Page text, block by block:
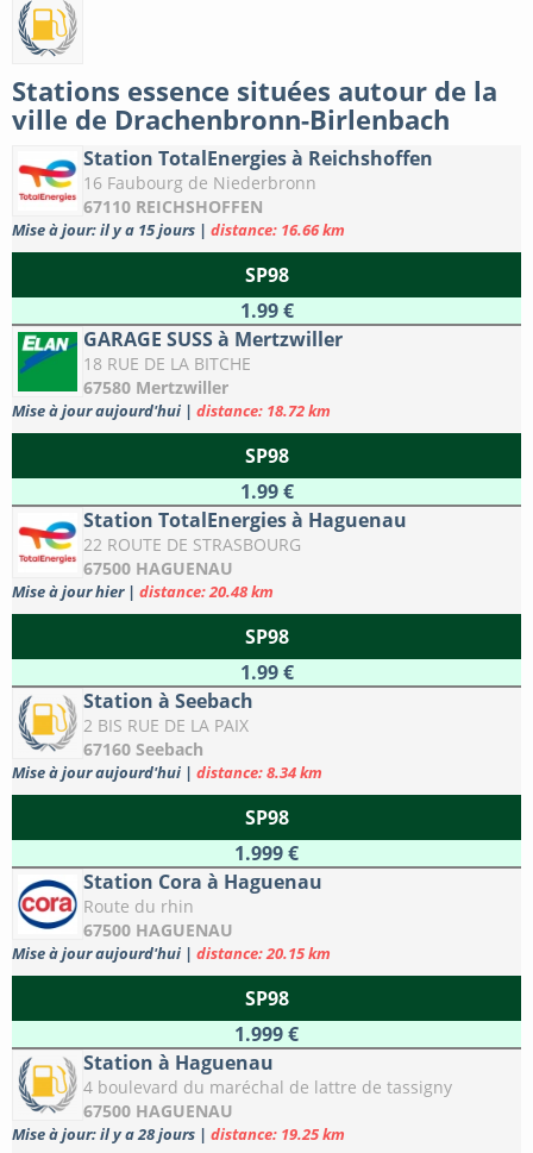
Stations essence situées autour de la
ville de Drachenbronn-Birlenbach
Station TotalEnergies à Reichshoffen
16 Faubourg de Niederbronn
67110 REICHSHOFFEN
Mise à jour: il y a 15 jours | distance: 16.66 km
SP98
1.99 €
GARAGE SUSS à Mertzwiller
18 RUE DE LA BITCHE
67580 Mertzwiller
Mise à jour aujourd'hui | distance: 18.72 km
SP98
1.99 €
Station TotalEnergies à Haguenau
22 ROUTE DE STRASBOURG
67500 HAGUENAU
Mise à jour hier | distance: 20.48 km
SP98
1.99 €
Station à Seebach
2 BIS RUE DE LA PAIX
67160 Seebach
Mise à jour aujourd'hui | distance: 8.34 km
SP98
1.999 €
Station Cora à Haguenau
Route du rhin
67500 HAGUENAU
Mise à jour aujourd'hui | distance: 20.15 km
SP98
1.999 €
Station à Haguenau
4 boulevard du maréchal de lattre de tassigny
67500 HAGUENAU
Mise à jour: il y a 28 jours | distance: 19.25 km